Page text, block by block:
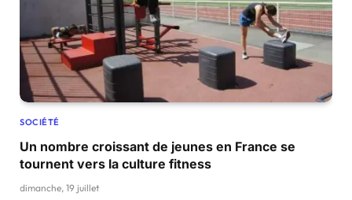
SOCIÉTÉ
Un nombre croissant de jeunes en France se
tournent vers la culture fitness
dimanche, 19 juillet